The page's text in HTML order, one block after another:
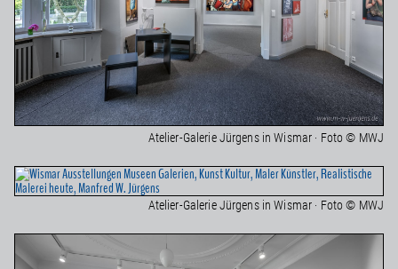
Atelier-Galerie Jürgens in Wismar · Foto © MWJ
Atelier-Galerie Jürgens in Wismar · Foto © MWJ